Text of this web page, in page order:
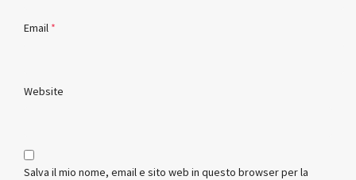
Email *
Website
Salva il mio nome, email e sito web in questo browser per la